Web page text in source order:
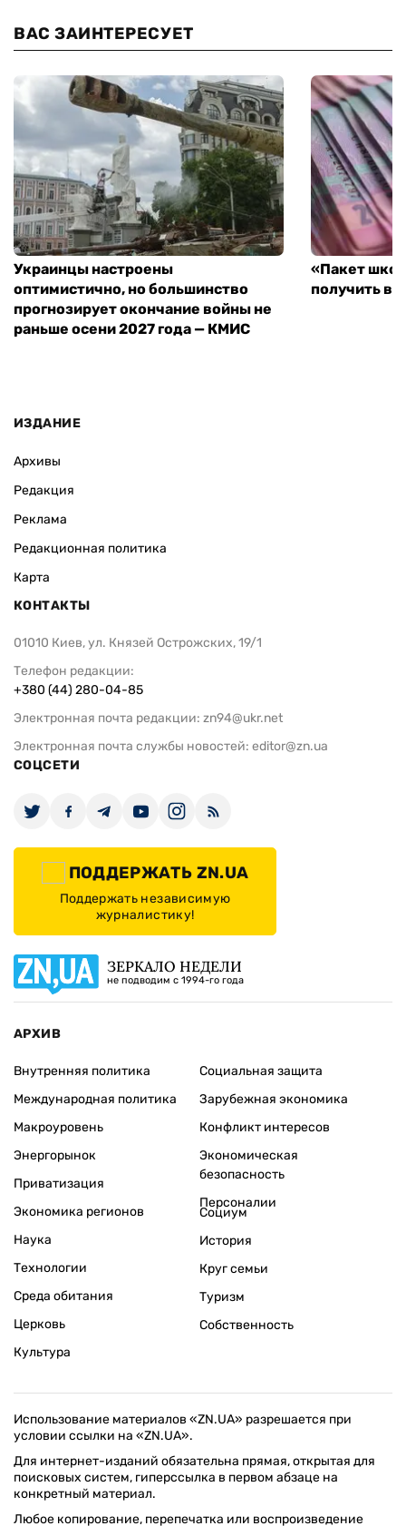
ВАС ЗАИНТЕРЕСУЕТ
Украинцы настроены
оптимистично, но большинство
прогнозирует окончание войны не
раньше осени 2027 года — КМИС
«Пакет
получить
ИЗДАНИЕ
Архивы
Редакция
Реклама
Редакционная политика
Карта
КОНТАКТЫ
01010 Киев, ул. Князей Острожских, 19/1
Телефон редакции:
+380 (44) 280-04-85
Электронная почта редакции: zn94@ukr.net
Электронная почта службы новостей: editor@zn.ua
СОЦСЕТИ
ПОДДЕРЖАТЬ ZN.UA
Поддержать независимую
журналистику!
ЗЕРКАЛО НЕДЕЛИ
не подводим с 1994-го года
АРХИВ
Внутренняя политика
Международная политика
Макроуровень
Энергорынок
Приватизация
Экономика регионов
Социальная защита
Зарубежная экономика
Конфликт интересов
Экономическая
безопасность
Персоналии
Наука
Технологии
Среда обитания
Церковь
Культура
Социум
История
Круг семьи
Туризм
Собственность
Использование материалов «ZN.UA» разрешается при
условии ссылки на «ZN.UA».
Для интернет-изданий обязательна прямая, открытая для
поисковых систем, гиперссылка в первом абзаце на
конкретный материал.
Любое копирование, перепечатка или воспроизведение